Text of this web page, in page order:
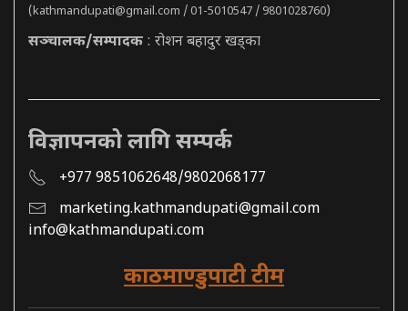
(kathmandupati@gmail.com / 01-5010547 / 9801028760)
सञ्चालक/सम्पादक : रोशन बहादुर खड्का
विज्ञापनको लागि सम्पर्क
+977 9851062648/9802068177
marketing.kathmandupati@gmail.com
info@kathmandupati.com
काठमाण्डुपाटी टीम